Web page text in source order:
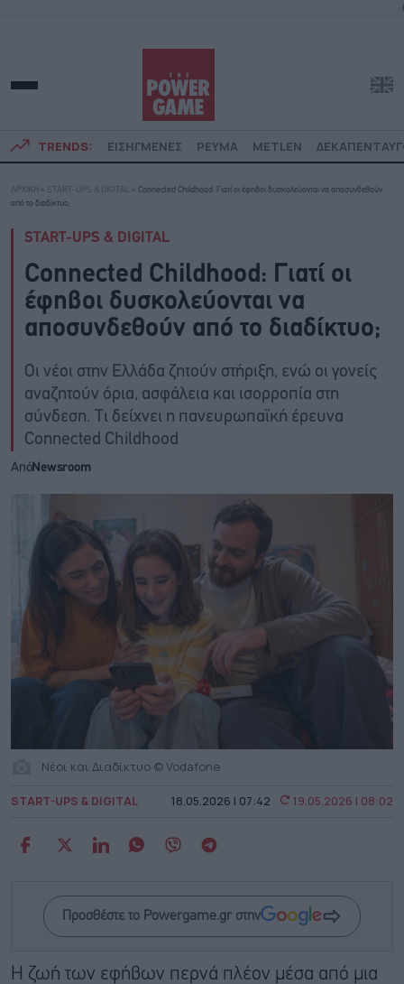
TRENDS: ΕΙΣΗΓΜΕΝΕΣ ΡΕΥΜΑ METLEN
ΑΡΧΙΚΗ » START-UPS & DIGITAL » Connected Childhood: Γιατί οι έφηβοι δυσκολεύονται να αποσυνδεθούν
από το διαδίκτυο;
START-UPS & DIGITAL
Connected Childhood: Γιατί οι
έφηβοι δυσκολεύονται να
αποσυνδεθούν από το διαδίκτυο;
Οι νέοι στην Ελλάδα ζητούν στήριξη, ενώ οι γονείς
αναζητούν όρια, ασφάλεια και ισορροπία στη
σύνδεση. Τι δείχνει η πανευρωπαϊκή έρευνα
Connected Childhood
ΑπόNewsroom
Νέοι και Διαδίκτυο © Vodafone
START-UPS & DIGITAL 18.05.2026 | 07:42 19.05.2026 | 08:02
Προσθέστε το Powergame.gr στην
Η ζωή των εφήβων περνά πλέον μέσα από μια